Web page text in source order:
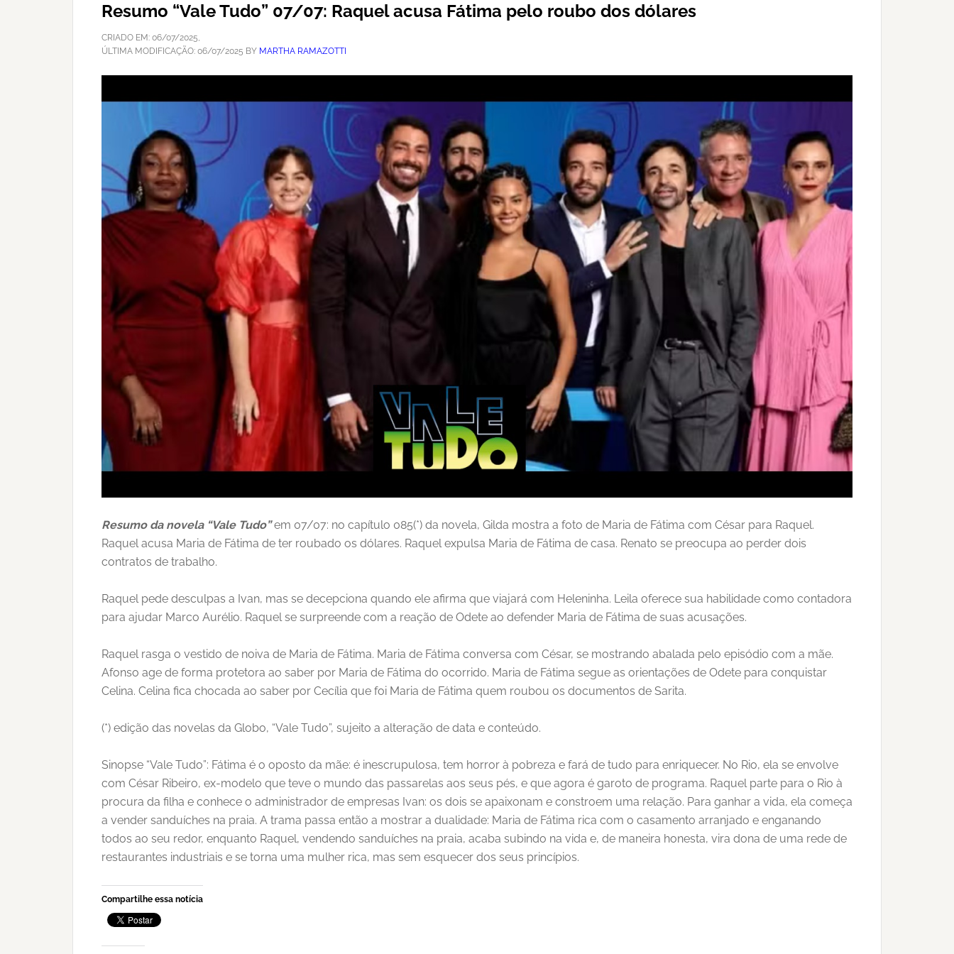
Resumo “Vale Tudo” 07/07: Raquel acusa Fátima pelo roubo dos dólares
CRIADO EM: 06/07/2025,
ÚLTIMA MODIFICAÇÃO: 06/07/2025 BY MARTHA RAMAZOTTI
Resumo da novela “Vale Tudo”em 07/07: no capítulo 085(*) da novela, Gilda mostra a foto de Maria de Fátima com César para Raquel.
Raquel acusa Maria de Fátima de ter roubado os dólares. Raquel expulsa Maria de Fátima de casa. Renato se preocupa ao perder dois
contratos de trabalho.
Raquel pede desculpas a Ivan, mas se decepciona quando ele afirma que viajará com Heleninha. Leila oferece sua habilidade como contadora
para ajudar Marco Aurélio. Raquel se surpreende com a reação de Odete ao defender Maria de Fátima de suas acusações.
Raquel rasga o vestido de noiva de Maria de Fátima. Maria de Fátima conversa com César, se mostrando abalada pelo episódio com a mãe.
Afonso age de forma protetora ao saber por Maria de Fátima do ocorrido. Maria de Fátima segue as orientações de Odete para conquistar
Celina. Celina fica chocada ao saber por Cecília que foi Maria de Fátima quem roubou os documentos de Sarita.
(*) edição das novelas da Globo, “Vale Tudo”, sujeito a alteração de data e conteúdo.
Sinopse “Vale Tudo”: Fátima é o oposto da mãe: é inescrupulosa, tem horror à pobreza e fará de tudo para enriquecer. No Rio, ela se envolve
com César Ribeiro, ex-modelo que teve o mundo das passarelas aos seus pés, e que agora é garoto de programa. Raquel parte para o Rio à
procura da filha e conhece o administrador de empresas Ivan: os dois se apaixonam e constroem uma relação. Para ganhar a vida, ela começa
a vender sanduíches na praia. A trama passa então a mostrar a dualidade: Maria de Fátima rica com o casamento arranjado e enganando
todos ao seu redor, enquanto Raquel, vendendo sanduíches na praia, acaba subindo na vida e, de maneira honesta, vira dona de uma rede de
restaurantes industriais e se torna uma mulher rica, mas sem esquecer dos seus princípios.
Compartilhe essa notícia